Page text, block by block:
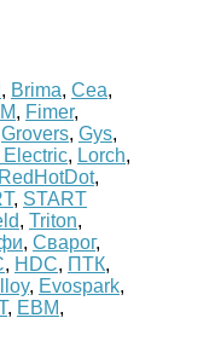
, Brima, Cea,
, Fimer,
Grovers, Gys,
Electric, Lorch,
RedHotDot,
, START
, Triton,
, Сварог,
, HDC, ПТК,
, Evospark,
, ЕВМ,